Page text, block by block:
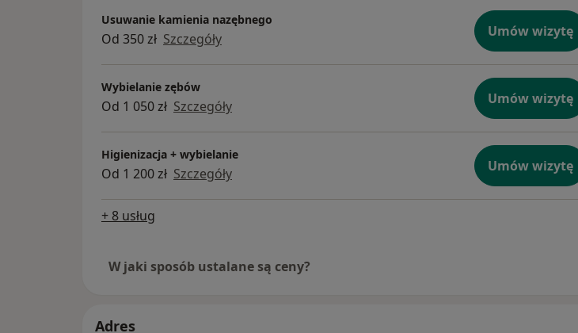
Usuwanie kamienia nazębnego
Od 350 zł Szczegóły Umów wizytę
Wybielanie zębów
Od 1 050 zł Szczegóły Umów wizytę
Higienizacja + wybielanie
Od 1 200 zł Szczegóły Umów wizytę
+ 8 usług
W jaki sposób ustalane są ceny?
Adres